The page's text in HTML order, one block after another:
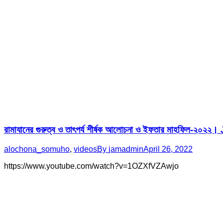
রামাযানের গুরুত্ব ও তাৎপর্য শীর্ষক আলোচনা ও ইফতার
alochona_somuho, videosBy jamadminApril 26, 2022
https://www.youtube.com/watch?v=1OZXfVZAwjo